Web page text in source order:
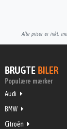
Alle priser er inkl.
BRUGTE BILER
Populære mærker
Audi
BMW
Citroën